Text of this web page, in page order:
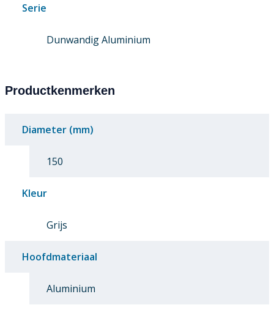
Serie
Dunwandig Aluminium
Productkenmerken
Diameter (mm)
150
Kleur
Grijs
Hoofdmateriaal
Aluminium